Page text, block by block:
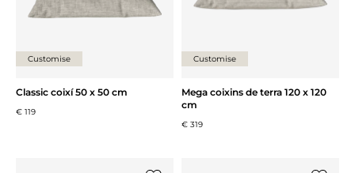
Customise
Classic coixí 50 x 50 cm
€ 119
Customise
Mega coixins de terra 120 x 120
cm
€ 319